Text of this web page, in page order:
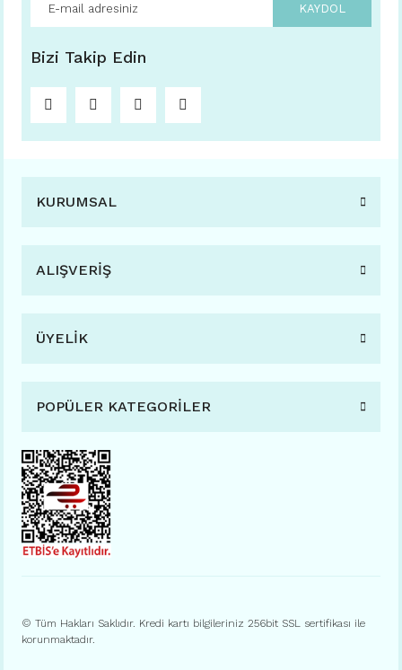
KAYDOL
Bizi Takip Edin
KURUMSAL
ALIŞVERİŞ
ÜYELİK
POPÜLER KATEGORİLER
© Tüm Hakları Saklıdır. Kredi kartı bilgileriniz 256bit SSL sertifikası ile
korunmaktadır.